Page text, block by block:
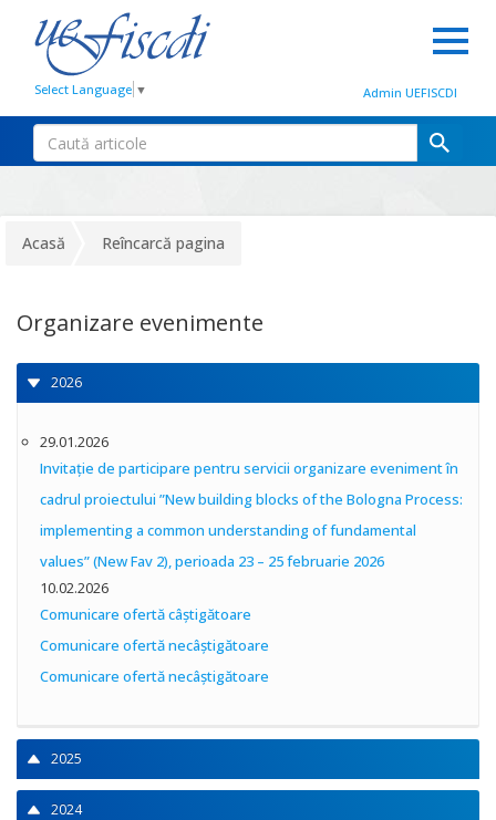
Select Language ▼ Admin UEFISCDI
Acasă Reîncarcă pagina
Organizare evenimente
2026
29.01.2026
Invitație de participare pentru servicii organizare eveniment în
cadrul proiectului ”New building blocks of the Bologna Process:
implementing a common understanding of fundamental
values” (New Fav 2), perioada 23 – 25 februarie 2026
10.02.2026
Comunicare ofertă câștigătoare
Comunicare ofertă necâștigătoare
Comunicare ofertă necâștigătoare
2025
2024